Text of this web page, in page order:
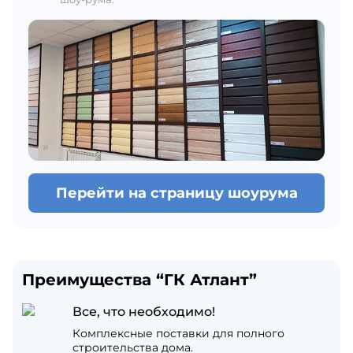
Перейти на страницу шоурума
Преимущества “ГК Атлант”
Все, что необходимо!
Комплексные поставки для полного
строительства дома.